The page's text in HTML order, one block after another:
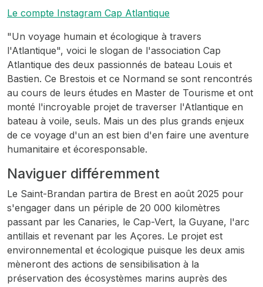
Le compte Instagram Cap Atlantique
"Un voyage humain et écologique à travers
l'Atlantique", voici le slogan de l'association Cap
Atlantique des deux passionnés de bateau Louis et
Bastien. Ce Brestois et ce Normand se sont rencontrés
au cours de leurs études en Master de Tourisme et ont
monté l'incroyable projet de traverser l'Atlantique en
bateau à voile, seuls. Mais un des plus grands enjeux
de ce voyage d'un an est bien d'en faire une aventure
humanitaire et écoresponsable.
Naviguer différemment
Le Saint-Brandan partira de Brest en août 2025 pour
s'engager dans un périple de 20 000 kilomètres
passant par les Canaries, le Cap-Vert, la Guyane, l'arc
antillais et revenant par les Açores. Le projet est
environnemental et écologique puisque les deux amis
mèneront des actions de sensibilisation à la
préservation des écosystèmes marins auprès des